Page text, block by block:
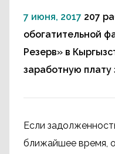
7 июня, 2017 207
обогатительной
Резерв» в
заработную плату
Если
ближайшее время,